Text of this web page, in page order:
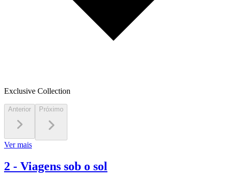
Exclusive Collection
Anterior Próximo
Ver mais
2 - Viagens sob o sol